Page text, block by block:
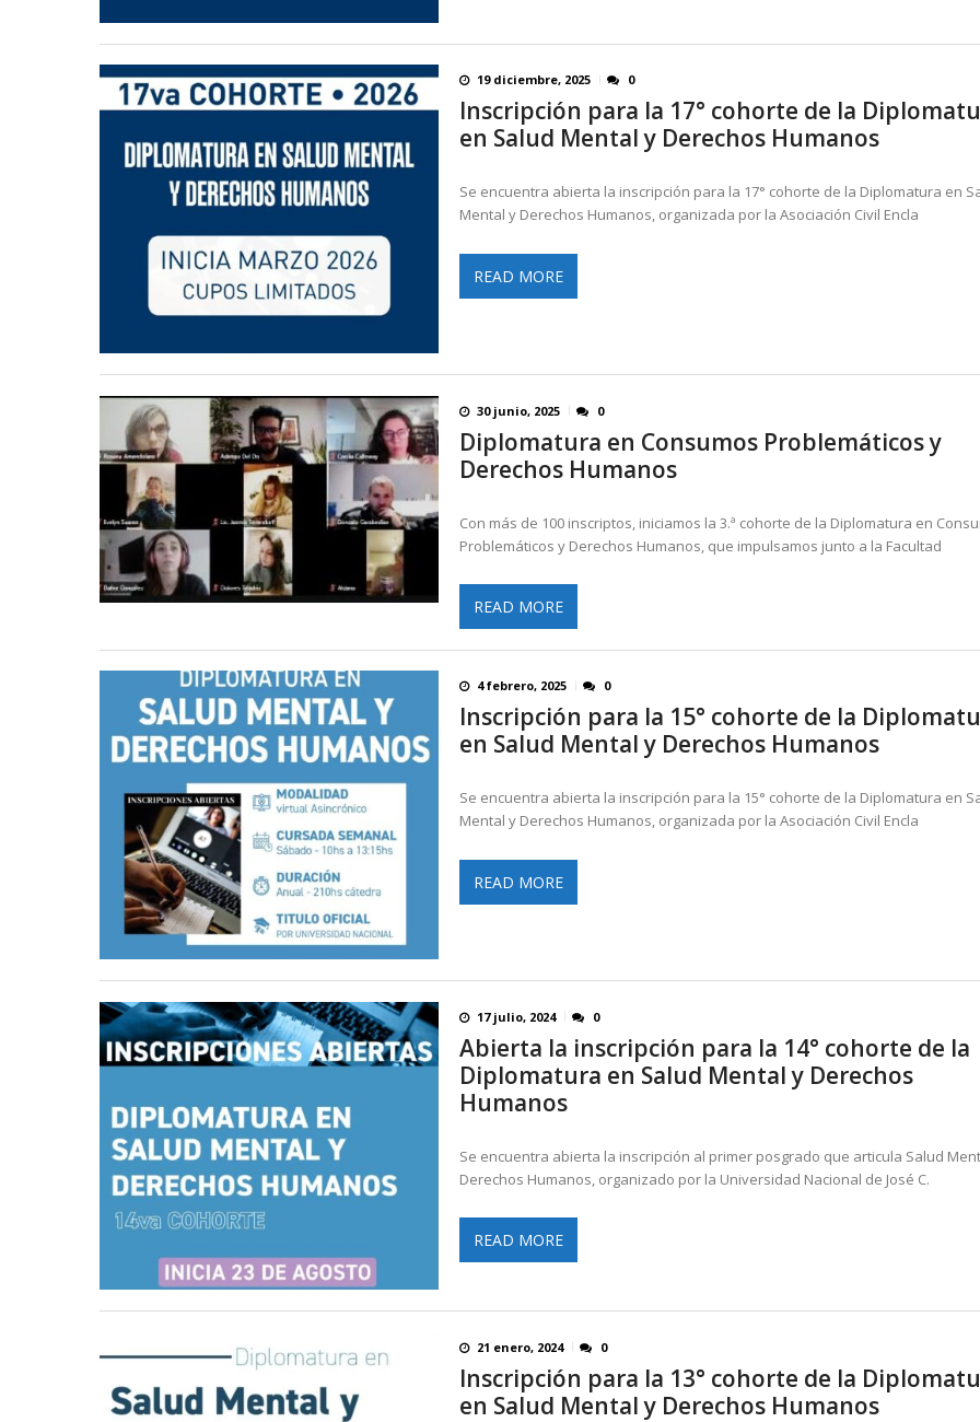
19 diciembre, 2025 0
Inscripción para la 17° cohorte de la
en Salud Mental y Derechos Humanos
Se encuentra abierta la inscripción para la 17° cohorte de la Diplomatura en
Mental y Derechos Humanos, organizada por la Asociación Civil Encla
READ MORE
30 junio, 2025 0
Diplomatura en Consumos Problemáticos y
Derechos Humanos
Con más de 100 inscriptos, iniciamos la 3.ª cohorte de la Diplomatura en
Problemáticos y Derechos Humanos, que impulsamos junto a la Facultad
READ MORE
4 febrero, 2025 0
Inscripción para la 15° cohorte de la
en Salud Mental y Derechos Humanos
Se encuentra abierta la inscripción para la 15° cohorte de la Diplomatura en
Mental y Derechos Humanos, organizada por la Asociación Civil Encla
READ MORE
17 julio, 2024 0
Abierta la inscripción para la 14° cohorte de la
Diplomatura en Salud Mental y Derechos
Humanos
Se encuentra abierta la inscripción al primer posgrado que articula Salud
Derechos Humanos, organizado por la Universidad Nacional de José C.
READ MORE
21 enero, 2024 0
Inscripción para la 13° cohorte de la
en Salud Mental y Derechos Humanos